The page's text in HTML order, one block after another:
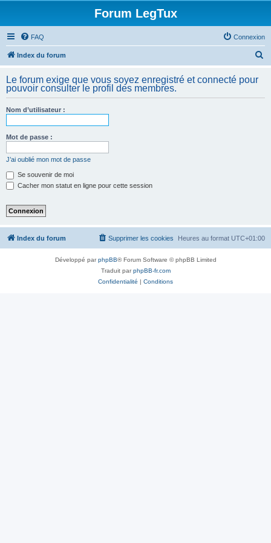
Forum LegTux
FAQ Connexion
Index du forum
h
Le forum exige que vous soyez enregistré et connecté pour
pouvoir consulter le profil des membres.
Nom d’utilisateur :
Mot de passe :
J’ai oublié mon mot de passe
Se souvenir de moi
Cacher mon statut en ligne pour cette session
Index du forum Heures au format UTC+01:00
Supprimer les cookies
Développé parphpBB® Forum Software © phpBB Limited
Traduit parphpBB-fr.com
Confidentialité | Conditions